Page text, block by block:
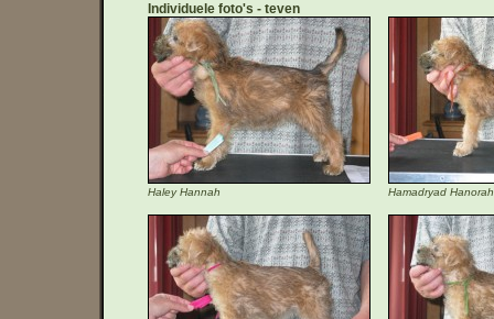
Individuele foto's teven
Haley Hannah Hamadryad Hanorah